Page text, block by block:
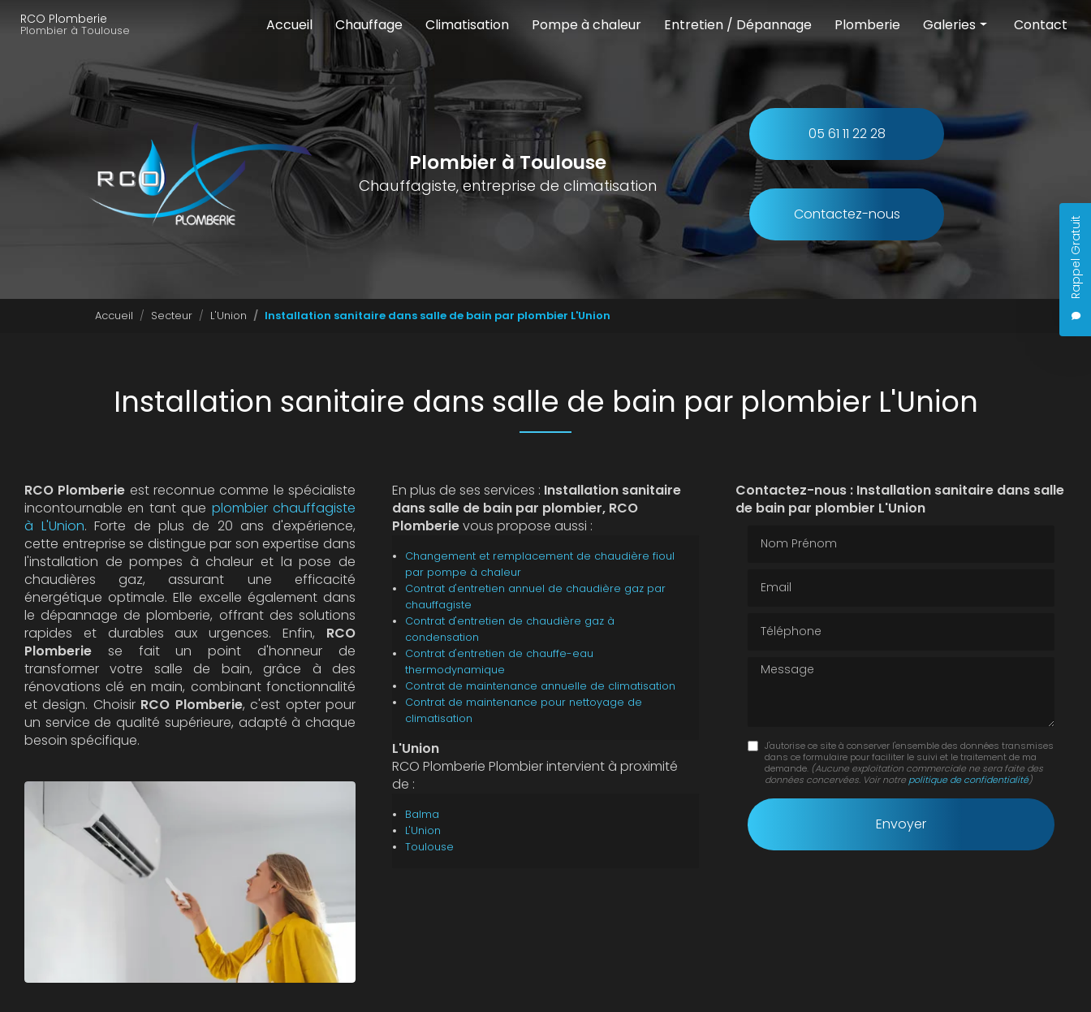
RCO Plomberie
Plombier à Toulouse
Rappel Gratuit
Accueil
Chauffage Climatisation Pompe à chaleur Entretien / Dépannage Plomberie Galeries
Pompe à chaleur
Entretien et dépannage
Plomberie
Contact
Plombier à Toulouse
Chauffagiste, entreprise de climatisation
05 61 11 22 28
Contactez-nous
Accueil Secteur L'Union Installation sanitaire dans salle de bain par plombier L'Union
Installation sanitaire dans salle de bain par plombier L'Union
RCO Plomberie est reconnue comme le spécialiste
incontournable en tant que plombier chauffagiste
à L'Union. Forte de plus de 20 ans d'expérience,
cette entreprise se distingue par son expertise dans
l'installation de pompes à chaleur et la pose de
chaudières gaz, assurant une efficacité
énergétique optimale. Elle excelle également dans
le dépannage de plomberie, offrant des solutions
rapides et durables aux urgences. Enfin, RCO
Plomberie se fait un point d'honneur de
transformer votre salle de bain, grâce à des
rénovations clé en main, combinant fonctionnalité
et design. Choisir RCO Plomberie, c'est opter pour
un service de qualité supérieure, adapté à chaque
besoin spécifique.
En plus de ses services : Installation sanitaire
dans salle de bain par plombier, RCO
Plomberievous propose aussi :
Changement et remplacement de chaudière fioul
par pompe à chaleur
Contrat d'entretien annuel de chaudière gaz par
chauffagiste
Contrat d'entretien de chaudière gaz à
condensation
Contrat d'entretien de chauffe-eau
thermodynamique
Contrat de maintenance annuelle de climatisation
Contrat de maintenance pour nettoyage de
climatisation
L'Union
RCO Plomberie Plombier intervient à proximité
de :
Balma
L'Union
Toulouse
Contactez-nous : Installation sanitaire dans salle
de bain par plombier L'Union
Message
J'autorise ce site à conserver l'ensemble des données transmises
dans ce formulaire pour faciliter le suivi et le traitement de ma
demande. (Aucune exploitation commerciale ne sera faite des
données concervées. Voir notre politique de confidentialité)